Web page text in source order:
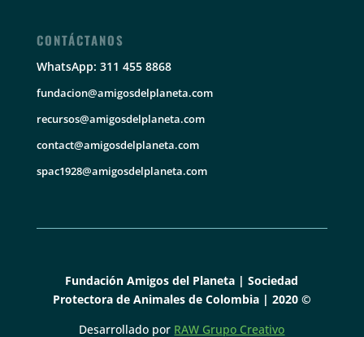
CONTÁCTANOS
WhatsApp: 311 455 8868
fundacion@amigosdelplaneta.com
recursos@amigosdelplaneta.com
contact@amigosdelplaneta.com
spac1928@amigosdelplaneta.com
Fundación Amigos del Planeta | Sociedad
Protectora de Animales de Colombia | 2020 ©
Desarrollado por RAW Grupo Creativo